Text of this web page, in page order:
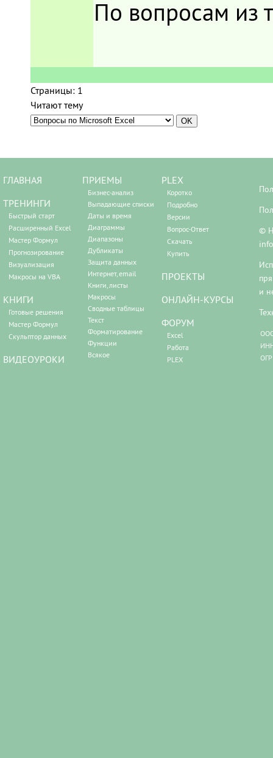
По вопросам из
Страницы: 1
Читают тему
ГЛАВНАЯ
ТРЕНИНГИ
Быстрый старт
Расширенный Excel
Мастер Формул
Прогнозирование
Визуализация
Макросы на VBA
КНИГИ
Готовые решения
Мастер Формул
Скульптор данных
ВИДЕОУРОКИ
ПРИЕМЫ
Бизнес-анализ
Выпадающие списки
Даты и время
Диаграммы
Диапазоны
Дубликаты
Защита данных
Интернет, email
Книги, листы
Макросы
Сводные таблицы
Текст
Форматирование
Функции
Всякое
PLEX
Коротко
Подробно
Версии
Вопрос-Ответ
Скачать
Купить
ПРОЕКТЫ
ОНЛАЙН-КУРСЫ
ФОРУМ
Excel
Работа
PLEX
©
и